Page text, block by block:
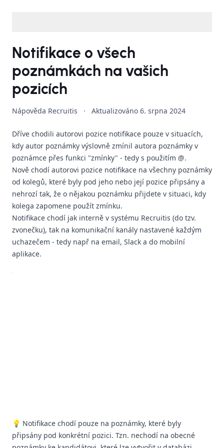
Notifikace o všech
poznámkách na vašich
pozicích
Nápověda Recruitis · Aktualizováno 6. srpna 2024
Dříve chodili autorovi pozice notifikace pouze v situacích,
kdy autor poznámky výslovně zmínil autora poznámky v
poznámce přes funkci "zmínky" - tedy s použitím @.
Nově chodí autorovi pozice notifikace na všechny poznámky
od kolegů, které byly pod jeho nebo její pozice připsány a
nehrozí tak, že o nějakou poznámku přijdete v situaci, kdy
kolega zapomene použít zmínku.
Notifikace chodí jak interně v systému Recruitis (do tzv.
zvonečku), tak na komunikační kanály nastavené každým
uchazečem - tedy např na email, Slack a do mobilní
aplikace.
💡 Notifikace chodí pouze na poznámky, které byly
připsány pod konkrétní pozici. Tzn. nechodí na obecné